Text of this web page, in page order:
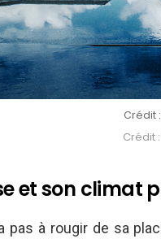
Crédit
Crédit
et son climat
pas à rougir de sa